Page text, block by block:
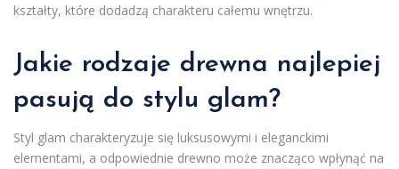
kształty, które dodadzą charakteru całemu wnętrzu.
Jakie rodzaje drewna najlepiej
pasują do stylu glam?
Styl glam charakteryzuje się luksusowymi i eleganckimi
elementami, a odpowiednie drewno może znacząco wpłynąć na